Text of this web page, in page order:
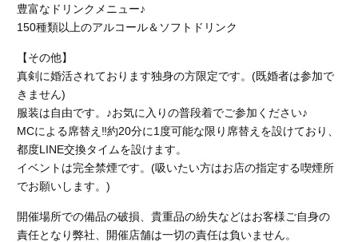
豊富なドリンクメニュー♪
150種類以上のアルコール＆ソフトドリンク
【その他】
真剣に婚活されております独身の方限定です。(既婚者は参加で
きません)
服装は自由です。♪お気に入りの普段着でご参加ください♪
MCによる席替え‼︎約20分に1度可能な限り席替えを設けており、
都度LINE交換タイムを設けます。
イベントは完全禁煙です。(吸いたい方はお店の指定する喫煙所
でお願いします。)
開催場所での備品の破損、貴重品の紛失などはお客様ご自身の
責任となり弊社、開催店舗は一切の責任は負いません。